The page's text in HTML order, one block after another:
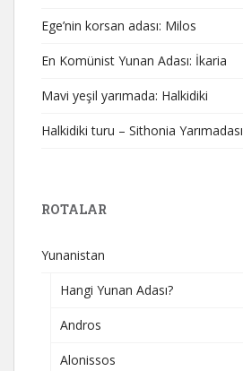
Ege’nin korsan adası: Milos
En Komünist Yunan Adası: İkaria
Mavi yeşil yarımada: Halkidiki
Halkidiki turu – Sithonia Yarımadası
ROTALAR
Yunanistan
Hangi Yunan Adası?
Andros
Alonissos